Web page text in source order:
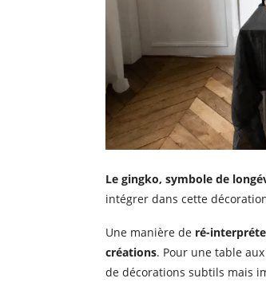
Le gingko, symbole de
intégrer dans cette
Une manière de ré-
créations. Pour une table
de décorations subtils mais